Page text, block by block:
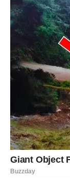
kao pre?
Moguće je i
mreže ili
duhovite osobe
u razmišljanju.
Posao,
Na poslovnom
mentalno
razgovora,
danas u